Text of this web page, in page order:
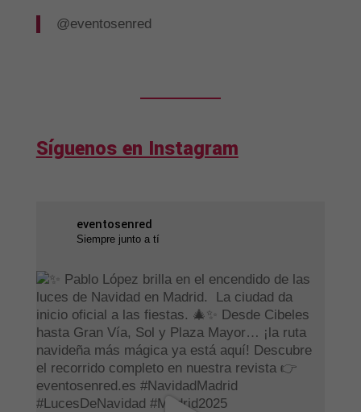
@eventosenred
Síguenos en Instagram
eventosenred
Siempre junto a tí